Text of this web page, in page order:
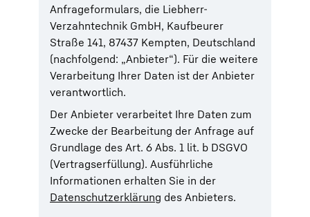
Anfrageformulars, die Liebherr-
Verzahntechnik GmbH, Kaufbeurer
Straße 141, 87437 Kempten, Deutschland
(nachfolgend: „Anbieter“). Für die weitere
Verarbeitung Ihrer Daten ist der Anbieter
verantwortlich.
Der Anbieter verarbeitet Ihre Daten zum
Zwecke der Bearbeitung der Anfrage auf
Grundlage des Art. 6 Abs. 1 lit. b DSGVO
(Vertragserfüllung). Ausführliche
Informationen erhalten Sie in der
Datenschutzerklärung des Anbieters.